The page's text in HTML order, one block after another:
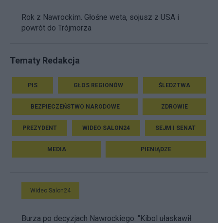
Rok z Nawrockim. Głośne weta, sojusz z USA i
powrót do Trójmorza
Tematy Redakcja
PIS GŁOS REGIONÓW ŚLEDZTWA
BEZPIECZEŃSTWO NARODOWE ZDROWIE
PREZYDENT WIDEO SALON24 SEJM I SENAT
MEDIA PIENIĄDZE
Wideo Salon24
Burza po decyzjach Nawrockiego. "Kibol ułaskawił